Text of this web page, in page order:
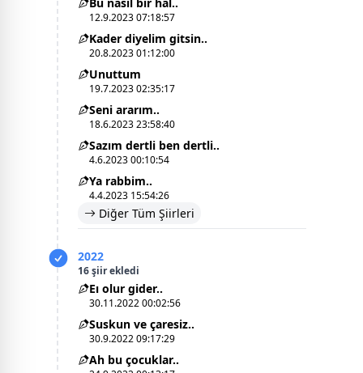
12.9.2023 07:18:57
Kader diyelim gitsin..
20.8.2023 01:12:00
Unuttum
19.7.2023 02:35:17
Seni ararım..
18.6.2023 23:58:40
Sazım dertli ben dertli..
4.6.2023 00:10:54
Ya rabbim..
4.4.2023 15:54:26
Diğer Tüm Şiirleri
2022
16 şiir ekledi
Eı olur gider..
30.11.2022 00:02:56
Suskun ve çaresiz..
30.9.2022 09:17:29
Ah bu çocuklar..